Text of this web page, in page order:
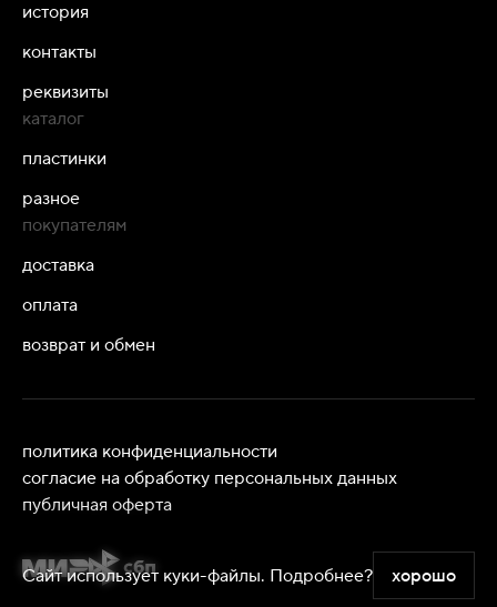
история
контакты
реквизиты
каталог
пластинки
разное
покупателям
доставка
оплата
возврат и обмен
политика конфиденциальности
согласие на обработку персональных данных
публичная оферта
Сайт использует куки-файлы. Подробнее? хорошо